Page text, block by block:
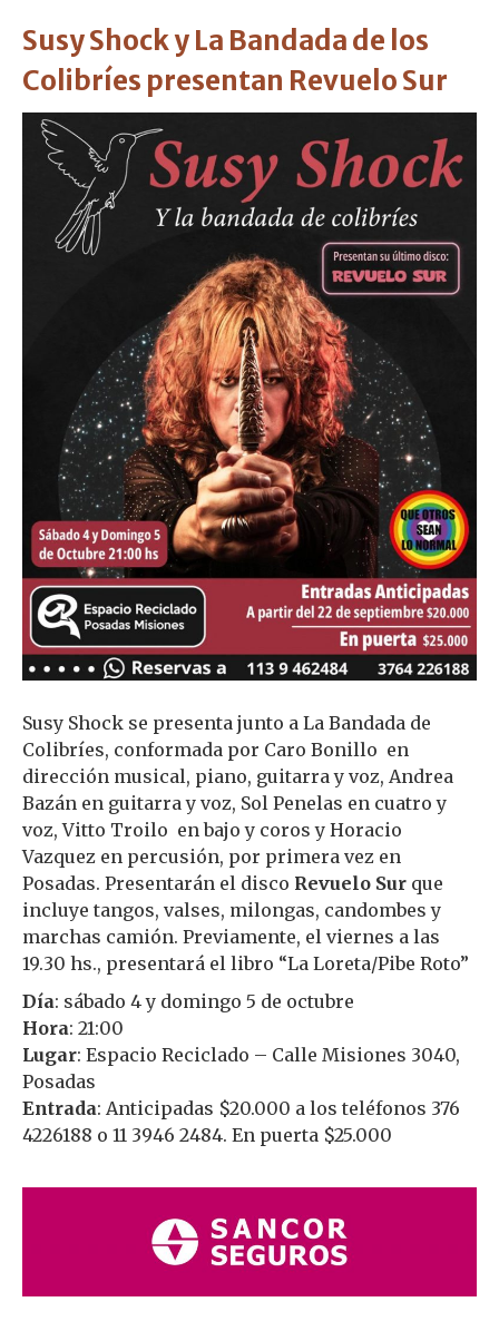
Susy Shock y La Bandada de los
Colibríes presentan Revuelo Sur
Susy Shock se presenta junto a La Bandada de
Colibríes, conformada por Caro Bonillo en
dirección musical, piano, guitarra y voz, Andrea
Bazán en guitarra y voz, Sol Penelas en cuatro y
voz, Vitto Troilo en bajo y coros y Horacio
Vazquez en percusión, por primera vez en
Posadas. Presentarán el disco Revuelo Sur que
incluye tangos, valses, milongas, candombes y
marchas camión. Previamente, el viernes a las
19.30 hs., presentará el libro “La Loreta/Pibe Roto”
Día: sábado 4 y domingo 5 de octubre
Hora: 21:00
Lugar: Espacio Reciclado – Calle Misiones 3040,
Posadas
Entrada: Anticipadas $20.000 a los teléfonos 376
4226188 o 11 3946 2484. En puerta $25.000